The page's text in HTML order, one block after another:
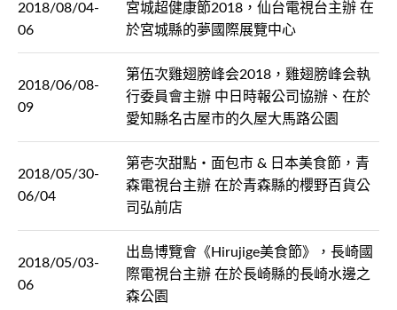
2018/08/04-
06
宮城超健康節2018，仙台電視台主辦 在
於宮城縣的夢國際展覽中心
2018/06/08-
09
第伍次雞翅膀峰会2018，雞翅膀峰会執
行委員會主辦 中日時報公司協辦、在於
愛知縣名古屋市的久屋大馬路公園
2018/05/30-
06/04
第壱次甜點・面包市 & 日本美食節，青
森電視台主辦 在於青森縣的櫻野百貨公
司弘前店
2018/05/03-
06
出島博覽會《Hirujige美食節》，長崎國
際電視台主辦 在於長崎縣的長崎水邊之
森公園